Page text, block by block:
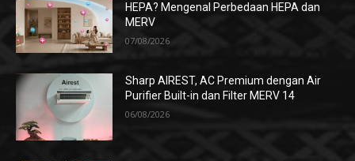
HEPA? Mengenal Perbedaan HEPA dan
MERV
07/08/2026
Sharp AIREST, AC Premium dengan Air
Purifier Built-in dan Filter MERV 14
06/08/2026